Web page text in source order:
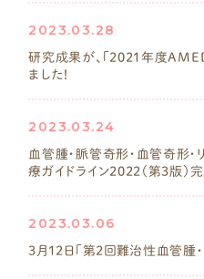
疾患一覧
2023.03.28
研究成果が、「2021年度
ました！
2023.03.24
血管腫・脈管奇形・血管奇形
療ガイドライン2022（第3版）完
2023.03.06
3月12日「第2回難治性血管腫